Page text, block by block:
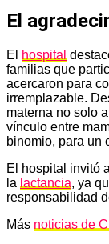
El
El hospital
familias que
acercaron para
irremplazable.
materna no solo
vínculo entre
binomio, para un
El hospital invitó
la lactancia, ya
responsabilidad
Más noticias de